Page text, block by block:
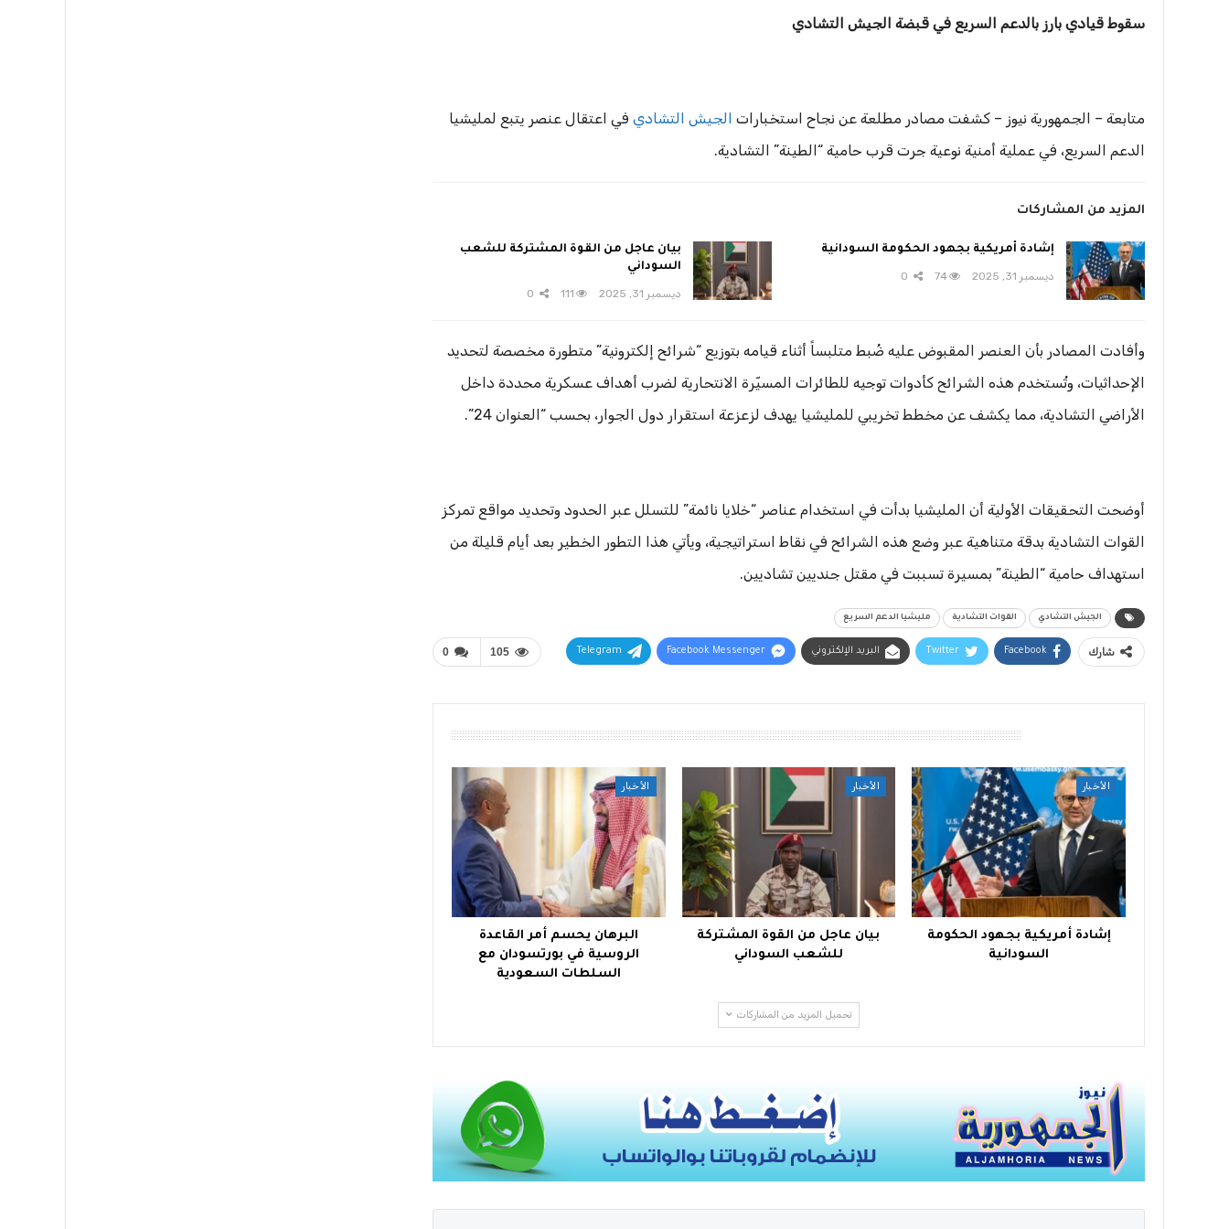
سقوط قيادي بارز بالدعم السريع في قبضة الجيش التشادي
متابعة – الجمهورية نيوز – كشفت مصادر مطلعة عن نجاح استخبارات الجيش التشادي في اعتقال عنصر يتبع لمليشيا
الدعم السريع، في عملية أمنية نوعية جرت قرب حامية “الطينة” التشادية.
المزيد من المشاركات
إشادة أمريكية بجهود الحكومة السودانية
ديسمبر 31, 2025 74
بيان عاجل من القوة المشتركة للشعب
السوداني
ديسمبر 31, 2025 111
وأفادت المصادر بأن العنصر المقبوض عليه ضُبط متلبساً أثناء قيامه بتوزيع “شرائح إلكترونية” متطورة مخصصة لتحديد
الإحداثيات، وتُستخدم هذه الشرائح كأدوات توجيه للطائرات المسيّرة الانتحارية لضرب أهداف عسكرية محددة داخل
الأراضي التشادية، مما يكشف عن مخطط تخريبي للمليشيا يهدف لزعزعة استقرار دول الجوار، بحسب “العنوان 24”.
​أوضحت التحقيقات الأولية أن المليشيا بدأت في استخدام عناصر “خلايا نائمة” للتسلل عبر الحدود وتحديد مواقع تمركز
القوات التشادية بدقة متناهية عبر وضع هذه الشرائح في نقاط استراتيجية، ويأتي هذا التطور الخطير بعد أيام قليلة من
استهداف حامية “الطينة” بمسيرة تسببت في مقتل جنديين تشاديين.
الجيش التشادي القوات التشادية مليشيا الدعم السريع
0 105 شارك Facebook
Twitter البريد الإلكتروني Facebook Messenger
Telegram
الأخبار
إشادة أمريكية بجهود الحكومة
السودانية
الأخبار
بيان عاجل من القوة المشتركة
للشعب السوداني
الأخبار
البرهان يحسم أمر القاعدة
الروسية في بورتسودان مع
السلطات السعودية
تحميل المزيد من المشاركات